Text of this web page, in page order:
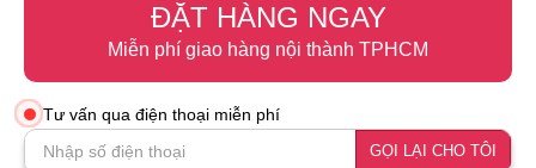
ĐẶT HÀNG NGAY
Miễn phí giao hàng nội thành TPHCM
Tư vấn qua điện thoại miễn phí
GỌI LẠI CHO TÔI